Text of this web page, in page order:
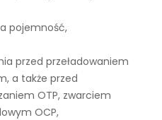
pojemność,
przed przeładowaniem
a także przed
OTP, zwarciem
OCP,